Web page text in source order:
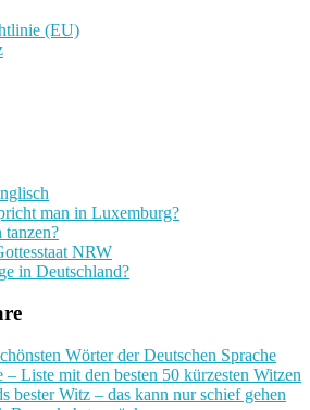
(EU)
man in Luxemburg?
tanzen?
NRW
in Deutschland?
Wörter der Deutschen Sprache
– Liste mit den besten 50 kürzesten Witzen
bester Witz – das kann nur schief gehen